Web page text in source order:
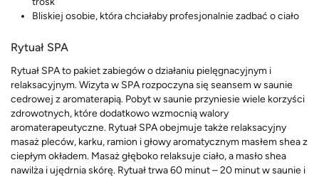
Bliskiej osobie, która chciałaby profesjonalnie zadbać o ciało
Rytuał SPA
Rytuał SPA to pakiet zabiegów o działaniu pielęgnacyjnym i
relaksacyjnym. Wizyta w SPA rozpoczyna się seansem w saunie
cedrowej z aromaterapią. Pobyt w saunie przyniesie wiele korzyści
zdrowotnych, które dodatkowo wzmocnią walory
aromaterapeutyczne. Rytuał SPA obejmuje także relaksacyjny
masaż pleców, karku, ramion i głowy aromatycznym masłem shea z
ciepłym okładem. Masaż głęboko relaksuje ciało, a masło shea
nawilża i ujędrnia skórę. Rytuał trwa 60 minut – 20 minut w saunie i